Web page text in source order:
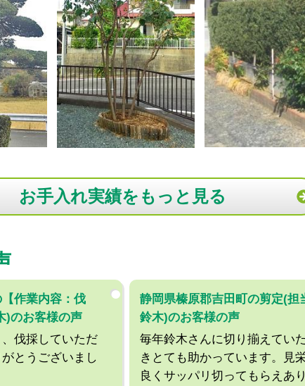
お手入れ実績をもっと見る
作業内容：伐
)のお客様の声
伐採していただ
とうございまし
静岡県榛原郡吉田町の剪定(担
鈴木)のお客様の声
毎年鈴木さんに切り揃えてい
きとても助かっています。見
良くサッパリ切ってもらえあ